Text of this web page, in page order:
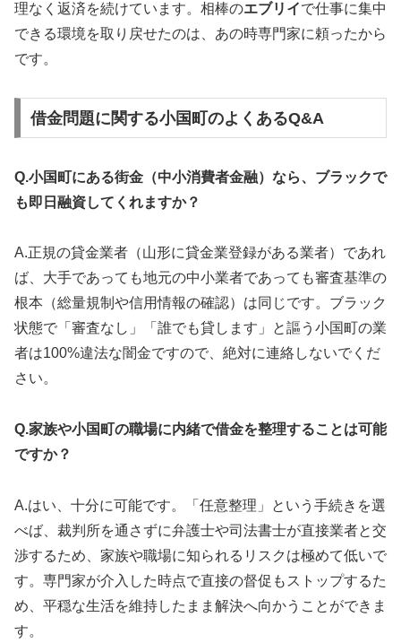
理なく返済を続けています。相棒のエブリイで仕事に集中
できる環境を取り戻せたのは、あの時専門家に頼ったから
です。
借金問題に関する小国町のよくあるQ&A
Q.小国町にある街金（中小消費者金融）なら、ブラックで
も即日融資してくれますか？
A.正規の貸金業者（山形に貸金業登録がある業者）であれ
ば、大手であっても地元の中小業者であっても審査基準の
根本（総量規制や信用情報の確認）は同じです。ブラック
状態で「審査なし」「誰でも貸します」と謳う小国町の業
者は100%違法な闇金ですので、絶対に連絡しないでくだ
さい。
Q.家族や小国町の職場に内緒で借金を整理することは可能
ですか？
A.はい、十分に可能です。「任意整理」という手続きを選
べば、裁判所を通さずに弁護士や司法書士が直接業者と交
渉するため、家族や職場に知られるリスクは極めて低いで
す。専門家が介入した時点で直接の督促もストップするた
め、平穏な生活を維持したまま解決へ向かうことができま
す。